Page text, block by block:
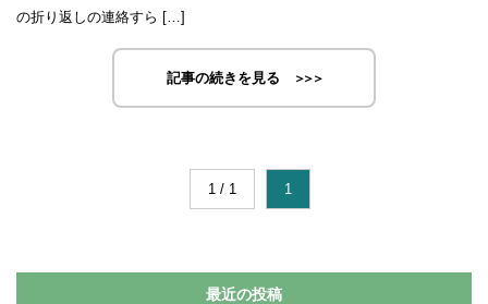
の折り返しの連絡すら […]
記事の続きを見る
1 / 1 1
最近の投稿